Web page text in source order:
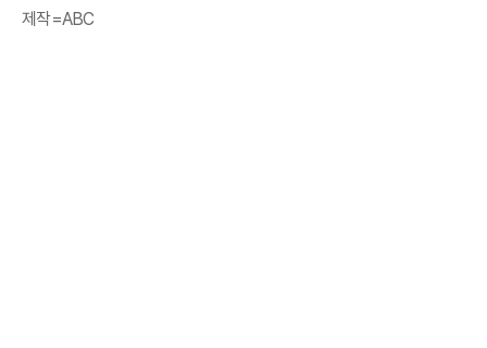
제작=ABC ​​​​​​​